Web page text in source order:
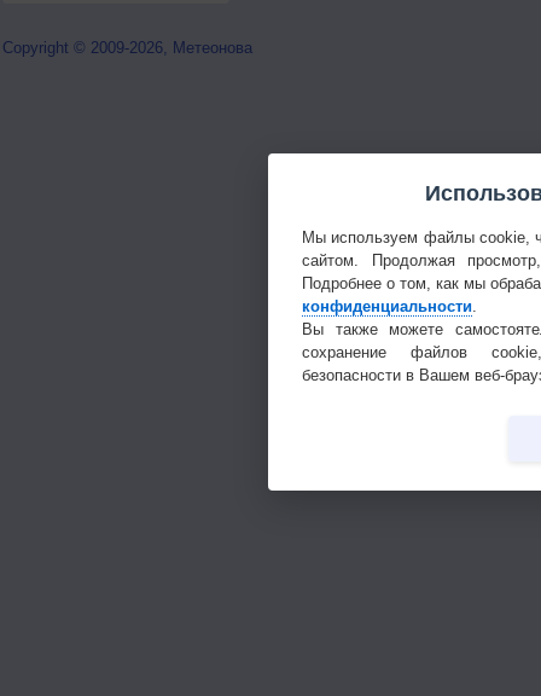
Copyright © 2009-2026, Метеонова
Мы используем файлы cookie,
сайтом. Продолжая
Подробнее о том, как мы
конфиденциальности
Вы также можете
сохранение файлов
безопасности в Вашем веб-